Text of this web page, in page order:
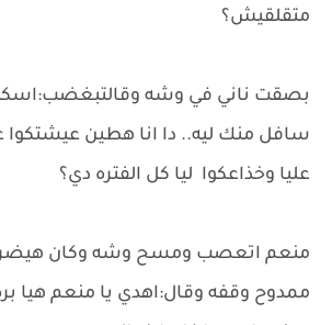
متقلقيش؟
بصقت ناني في وشه وقالتبغضب:اسكت
سافل منك ليه.. دا انا هطين
عليا وخذاعكوا ليا كل الفتره دي؟
منعم اتعصب ومسح وشه وكان
ممدوح وقفه وقال:اهدي يا منعم هيا